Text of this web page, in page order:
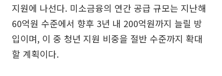
지원에 나선다. 미소금융의 연간 공급 규모는 지난해
60억원 수준에서 향후 3년 내 200억원까지 늘릴 방
입이며, 이 중 청년 지원 비중을 절반 수준까지 확대
할 계획이다.